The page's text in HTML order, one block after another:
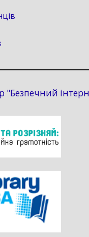
"Безпечний